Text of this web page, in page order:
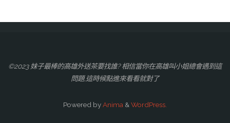
©2023 妹子最棒的高雄外送茶要找誰? 相信當你在高雄叫小姐總會遇到這
問題,這時候點進來看看就對了
Powered byAnima & WordPress.